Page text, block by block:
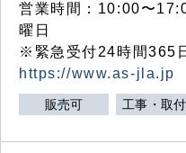
営業時間：10:00〜
曜日
※緊急受付24時間365
https://www.as-jla.jp
販売可 工事・取